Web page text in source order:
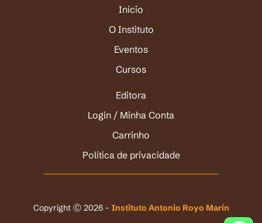
Início
O Instituto
Eventos
Cursos
Editora
Login / Minha Conta
Carrinho
Política de privacidade
Copyright Ⓒ 2026 - Instituto Antonio Royo Marín